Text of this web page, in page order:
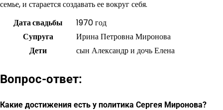
семье, и старается создавать ее вокруг себя.
Дата свадьбы
1970 год
Супруга
Ирина Петровна Миронова
Дети
сын Александр и дочь Елена
Вопрос-ответ:
Какие достижения есть у политика Сергея Миронова?